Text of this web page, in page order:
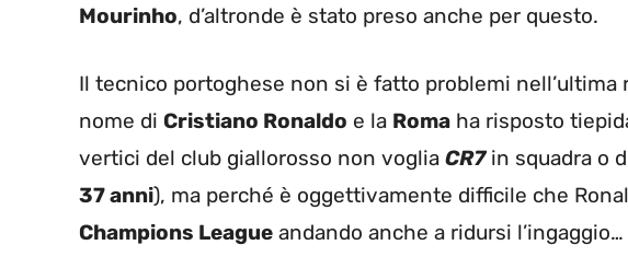
Mourinho, d’altronde è stato preso anche per questo.
Il tecnico portoghese non si è fatto problemi
nome di Cristiano Ronaldo e la Roma ha risposto
vertici del club giallorosso non voglia CR7 in squadra o
37 anni), ma perché è oggettivamente difficile che
Champions League andando anche a ridursi